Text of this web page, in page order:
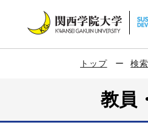
トップ 検
教員